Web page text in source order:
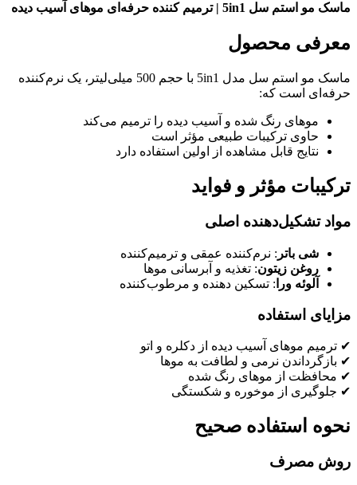
ماسک مو استم سل 5in1 | ترمیم کننده حرفه‌ای موهای آسیب دیده
معرفی محصول
ماسک مو استم سل مدل 5in1 با حجم 500 میلی‌لیتر، یک نرم‌کننده
حرفه‌ای است که:
موهای رنگ شده و آسیب دیده را ترمیم می‌کند
حاوی ترکیبات طبیعی مؤثر است
نتایج قابل مشاهده از اولین استفاده دارد
ترکیبات مؤثر و فواید
مواد تشکیل‌دهنده اصلی
شی باتر : نرم‌کننده عمقی و ترمیم‌کننده
روغن زیتون: تغذیه و آبرسانی موها
آلوئه ورا : تسکین دهنده و مرطوب‌کننده
مزایای استفاده
✔ ترمیم موهای آسیب دیده از دکلره و اتو
✔ بازگرداندن نرمی و لطافت به موها
✔ محافظت از موهای رنگ شده
✔ جلوگیری از موخوره و شکستگی
نحوه استفاده صحیح
روش مصرف